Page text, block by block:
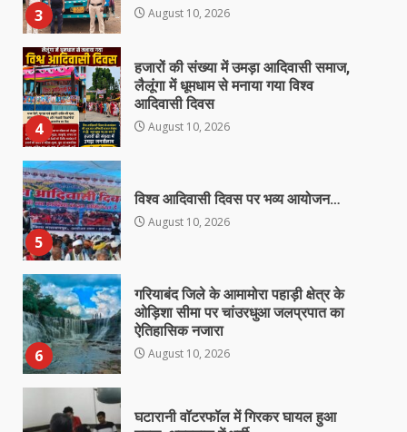
4 August 10, 2026
5
विश्व आदिवासी दिवस पर भव्य आयोजन…
August 10, 2026
6
ओड़िशा सीमा पर चांउरधुआ जलप्रपात का
ऐतिहासिक नजारा
7
घटारानी वॉटरफॉल में गिरकर घायल हुआ
युवक, अस्पताल में भर्ती…
राष्ट्र प्रथम, संगठन सर्वोपरि: भाजपा मंडल
रतनपुर की मासिक बैठक में संगठन मजबूती